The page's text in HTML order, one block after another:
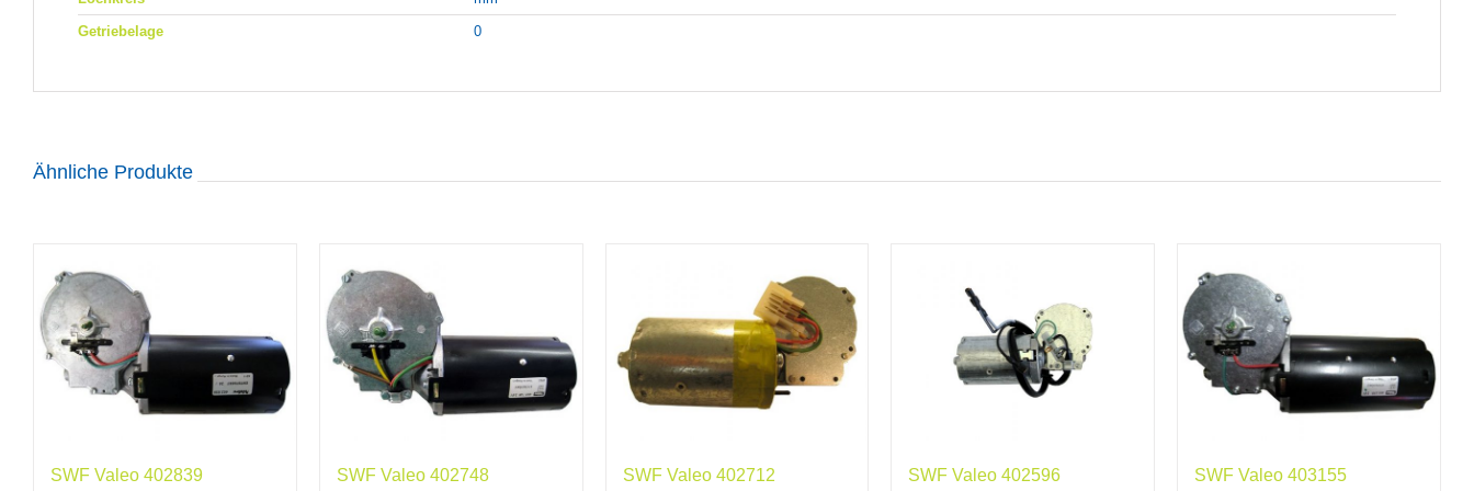
Getriebelage
0
Ähnliche Produkte
SWF Valeo 402839 SWF Valeo 402748 SWF Valeo 402712 SWF Valeo 402596 SWF Valeo 403155